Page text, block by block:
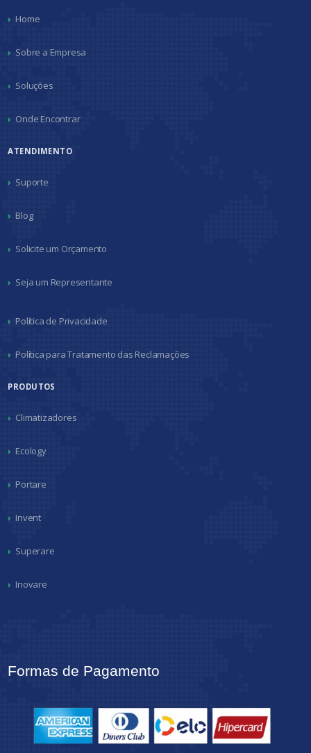
Home
Sobre a Empresa
Soluções
Onde Encontrar
ATENDIMENTO
Suporte
Blog
Solicite um Orçamento
Seja um Representante
Política de Privacidade
Política para Tratamento das Reclamações
PRODUTOS
Climatizadores
Ecology
Portare
Invent
Superare
Inovare
Formas de Pagamento